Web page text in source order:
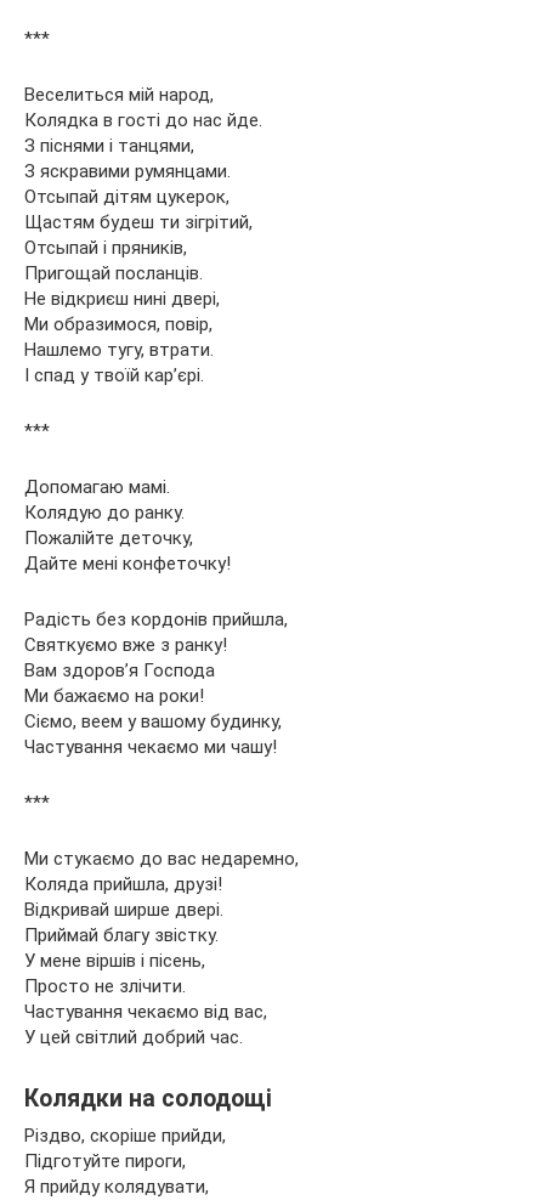
***
Веселиться мій народ,
Колядка в гості до нас йде.
З піснями і танцями,
З яскравими румянцами.
Отсыпай дітям цукерок,
Щастям будеш ти зігрітий,
Отсыпай і пряників,
Пригощай посланців.
Не відкриєш нині двері,
Ми образимося, повір,
Нашлемо тугу, втрати.
І спад у твоїй кар’єрі.
***
Допомагаю мамі.
Колядую до ранку.
Пожалійте деточку,
Дайте мені конфеточку!
Радість без кордонів прийшла,
Святкуємо вже з ранку!
Вам здоров’я Господа
Ми бажаємо на роки!
Сіємо, веем у вашому будинку,
Частування чекаємо ми чашу!
***
Ми стукаємо до вас недаремно,
Коляда прийшла, друзі!
Відкривай ширше двері.
Приймай благу звістку.
У мене віршів і пісень,
Просто не злічити.
Частування чекаємо від вас,
У цей світлий добрий час.
Колядки на солодощі
Різдво, скоріше прийди,
Підготуйте пироги,
Я прийду колядувати,